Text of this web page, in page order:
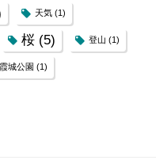
天気 (1)
桜 (5) 登山 (1)
霞城公園 (1)